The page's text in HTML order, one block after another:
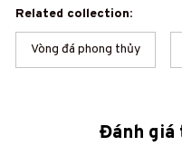
Related collection:
Vòng đá phong thủy
Đánh giá